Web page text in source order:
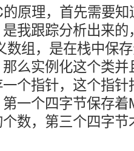
原理，首先需要知
我跟踪分析出来
数组，是在栈中保
么实例化这个类
个指针，这个指
一个四字节保存
数，第三个四字